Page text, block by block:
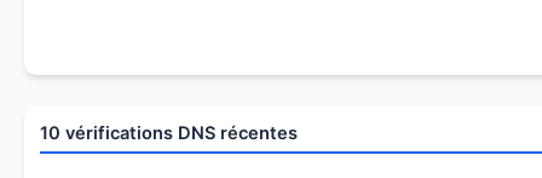
10 vérifications DNS récentes